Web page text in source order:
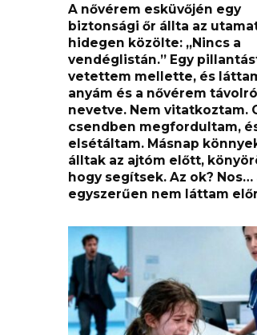
A nővérem esküvőjén egy
biztonsági őr állta az
hidegen közölte: „Nincs a
vendéglistán.” Egy
vetettem mellette, és
anyám és a nővérem
nevetve. Nem vitatkoztam.
csendben megfordultam,
elsétáltam. Másnap
álltak az ajtóm előtt,
hogy segítsek. Az ok? Nos…
egyszerűen nem láttam